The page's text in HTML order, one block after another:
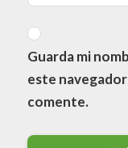
Guarda mi
este
comente.